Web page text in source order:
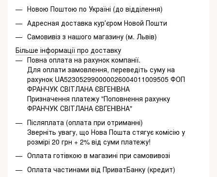
Новою Поштою по Україні (до відділення)
Адресная доставка курʼєром Новой Пошти
Самовивіз з нашого магазину (м. Львів)
Більше інформації про доставку
Повна оплата на рахунок компанії.
Для оплати замовлення, переведіть суму на
рахунок UA523052990000026004011009505 ФОП
ФРАНЧУК СВІТЛАНА ЄВГЕНІВНА
Призначення платежу "Поповнення рахунку
ФРАНЧУК СВІТЛАНА ЄВГЕНІВНА"
Післяплата (оплата при отриманні)
Зверніть увагу, що Нова Пошта стягує комісію у
розмірі 20 грн + 2% від суми платежу!
Оплата готівкою в магазині при самовивозі
Оплата частинами від ПриватБанку (кредит)